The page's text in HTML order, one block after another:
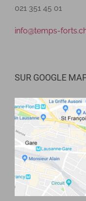
021 351 45 01
info@temps-
SUR GOOGLE